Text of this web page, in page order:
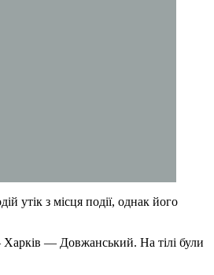
утік з місця події, однак його
Харків — Довжанський. На тілі були